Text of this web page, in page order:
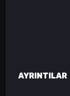
AYRINTILAR